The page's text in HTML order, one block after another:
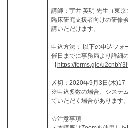
講師：宇井 英明 先生（東京
臨床研究支援者向けの研修
講いただけます。
申込方法： 以下の申込フォ
催日までに事務局より詳細
【 https://forms.gle/
〆切：2020年9月3日(木)17
※申込多数の場合、システ
ていただく場合があります。
☆注意事項